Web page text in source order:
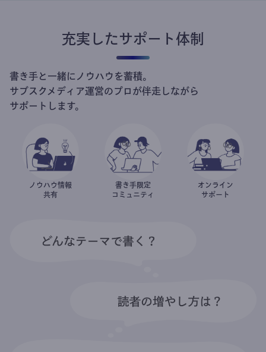
充実したサポート体制
書き手と一緒にノウハウを蓄積。
サブスクメディア運営のプロが伴走しながら
サポートします。
ノウハウ情報
共有
書き手限定
コミュニティ
オンライン
サポート